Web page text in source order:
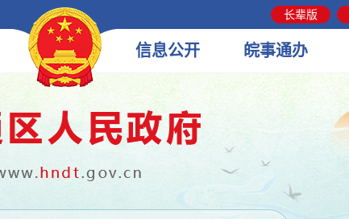
长辈版
信息公开 皖事通办